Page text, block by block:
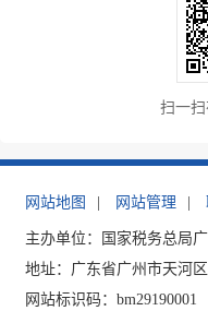
扫一
网站地图 网站管理
主办单位：国家税务总局
地址：广东省广州市天河
网站标识码：bm29190001